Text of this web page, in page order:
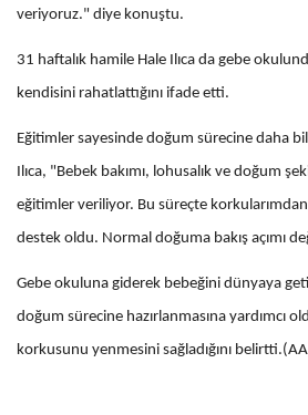
veriyoruz." diye konuştu.
31 haftalık hamile Hale Ilıca da gebe
kendisini rahatlattığını ifade etti.
Eğitimler sayesinde doğum sürecine daha
Ilıca, "Bebek bakımı, lohusalık ve doğum
eğitimler veriliyor. Bu süreçte
destek oldu. Normal doğuma bakış açımı
Gebe okuluna giderek bebeğini dünyaya
doğum sürecine hazırlanmasına yardımcı
korkusunu yenmesini sağladığını